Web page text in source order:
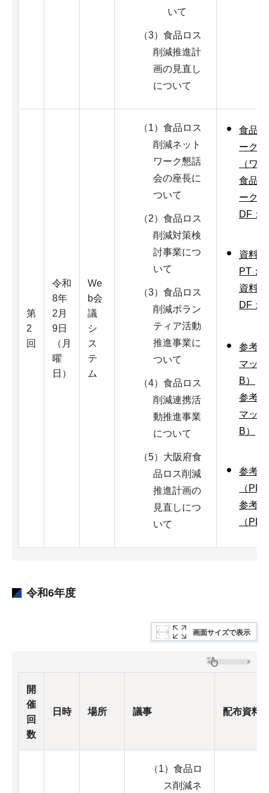
いて
（3）食品ロス
削減推進計
画の見直し
について
第
2
回
令和
8年
2月
9日
（月
曜
日）
We
b会
議
シ
ス
テ
ム
（1）食品ロス
削減ネット
ワーク懇話
会の座長に
ついて
（2）食品ロス
削減対策検
討事業につ
いて
（3）食品ロス
削減ボラン
ティア活動
推進事業に
ついて
（4）食品ロス
削減連携活
動推進事業
について
（5）大阪府食
品ロス削減
推進計画の
見直しにつ
いて
食品
ーク
（ワ
食品
ーク
DF：
資料
PT：
資料
DF：
参考
マッ
B）
参考
マッ
B）
参考
（
参考
（
令和6年度
画面サイズで表示
開
催
回
数
日時 場所 議事 配布資料
（1）食品ロ
ス削減ネ